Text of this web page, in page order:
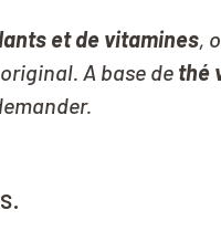
et de vitamines,
A base de thé